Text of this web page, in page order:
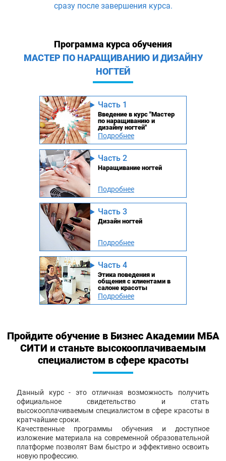
сразу после завершения курса.
Программа курса обучения
МАСТЕР ПО НАРАЩИВАНИЮ И ДИЗАЙНУ
НОГТЕЙ
Часть 1
Введение в курс "Мастер
по наращиванию и
дизайну ногтей"
Подробнее
Часть 2
Наращивание ногтей
Подробнее
Часть 3
Дизайн ногтей
Подробнее
Часть 4
Этика поведения и
общения с клиентами в
салоне красоты
Подробнее
Пройдите обучение в Бизнес Академии МБА
СИТИ и станьте высокооплачиваемым
специалистом в сфере красоты
Данный курс - это отличная возможность получить
официальное свидетельство и стать
высокооплачиваемым специалистом в сфере красоты в
кратчайшие сроки.
Качественные программы обучения и доступное
изложение материала на современной образовательной
платформе позволят Вам быстро и эффективно освоить
новую профессию.